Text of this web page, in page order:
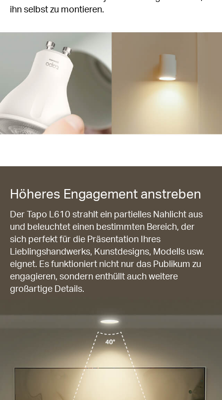
ihn selbst zu montieren.
Höheres Engagement anstreben
Der Tapo L610 strahlt ein partielles Nahlicht aus
und beleuchtet einen bestimmten Bereich, der
sich perfekt für die Präsentation Ihres
Lieblingshandwerks, Kunstdesigns, Modells usw.
eignet. Es funktioniert nicht nur das Publikum zu
engagieren, sondern enthüllt auch weitere
großartige Details.